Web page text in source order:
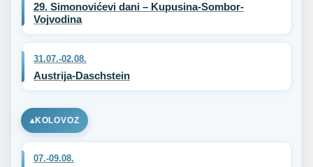
29. Simonovićevi dani – Kupusina-Sombor-
Vojvodina
31.07.-02.08.
Austrija-Daschstein
KOLOVOZ
07.-09.08.